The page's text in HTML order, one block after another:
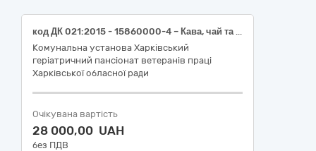
код ДК 021:2015 - 15860000-4 – Кава, чай та супутня продукція (Чай ваговий (код ДК 021:2015 - 15863200-7 – Чорний чай))
Комунальна установа Харківський
геріатричний пансіонат ветеранів праці
Харківської обласної ради
Очікувана вартість
28 000,00 UAH
без ПДВ